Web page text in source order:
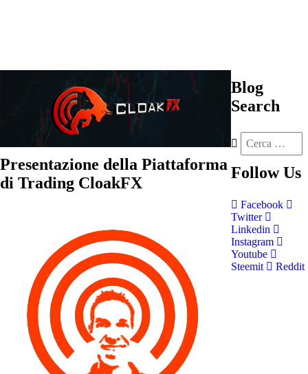
Presentazione della Piattaforma
di Trading CloakFX
Blog
Search
Follow Us
Facebook
Twitter
Linkedin
Instagram
Youtube
Steemit
Reddit